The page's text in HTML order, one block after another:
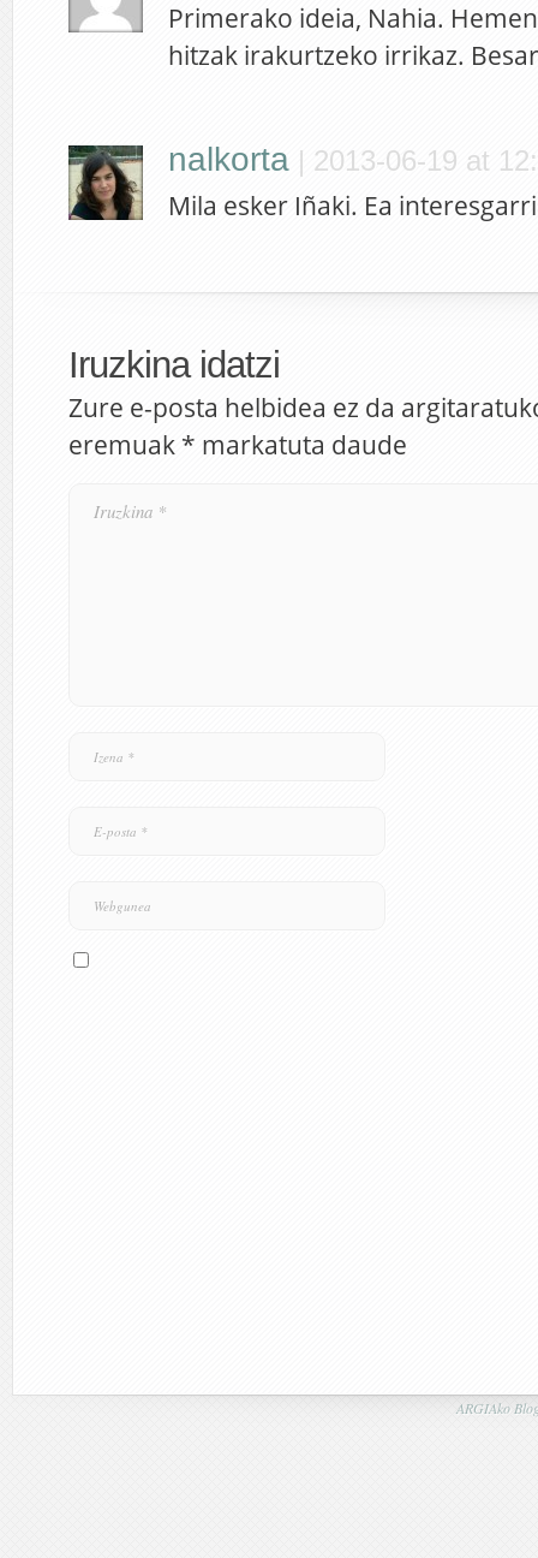
Primerako ideia, Nahia.
hitzak irakurtzeko irrikaz.
nalkorta | 2013-06-19 at
Mila esker Iñaki. Ea
Iruzkina idatzi
Zure e-posta helbidea ez da
eremuak * markatuta daude
ARGIAko